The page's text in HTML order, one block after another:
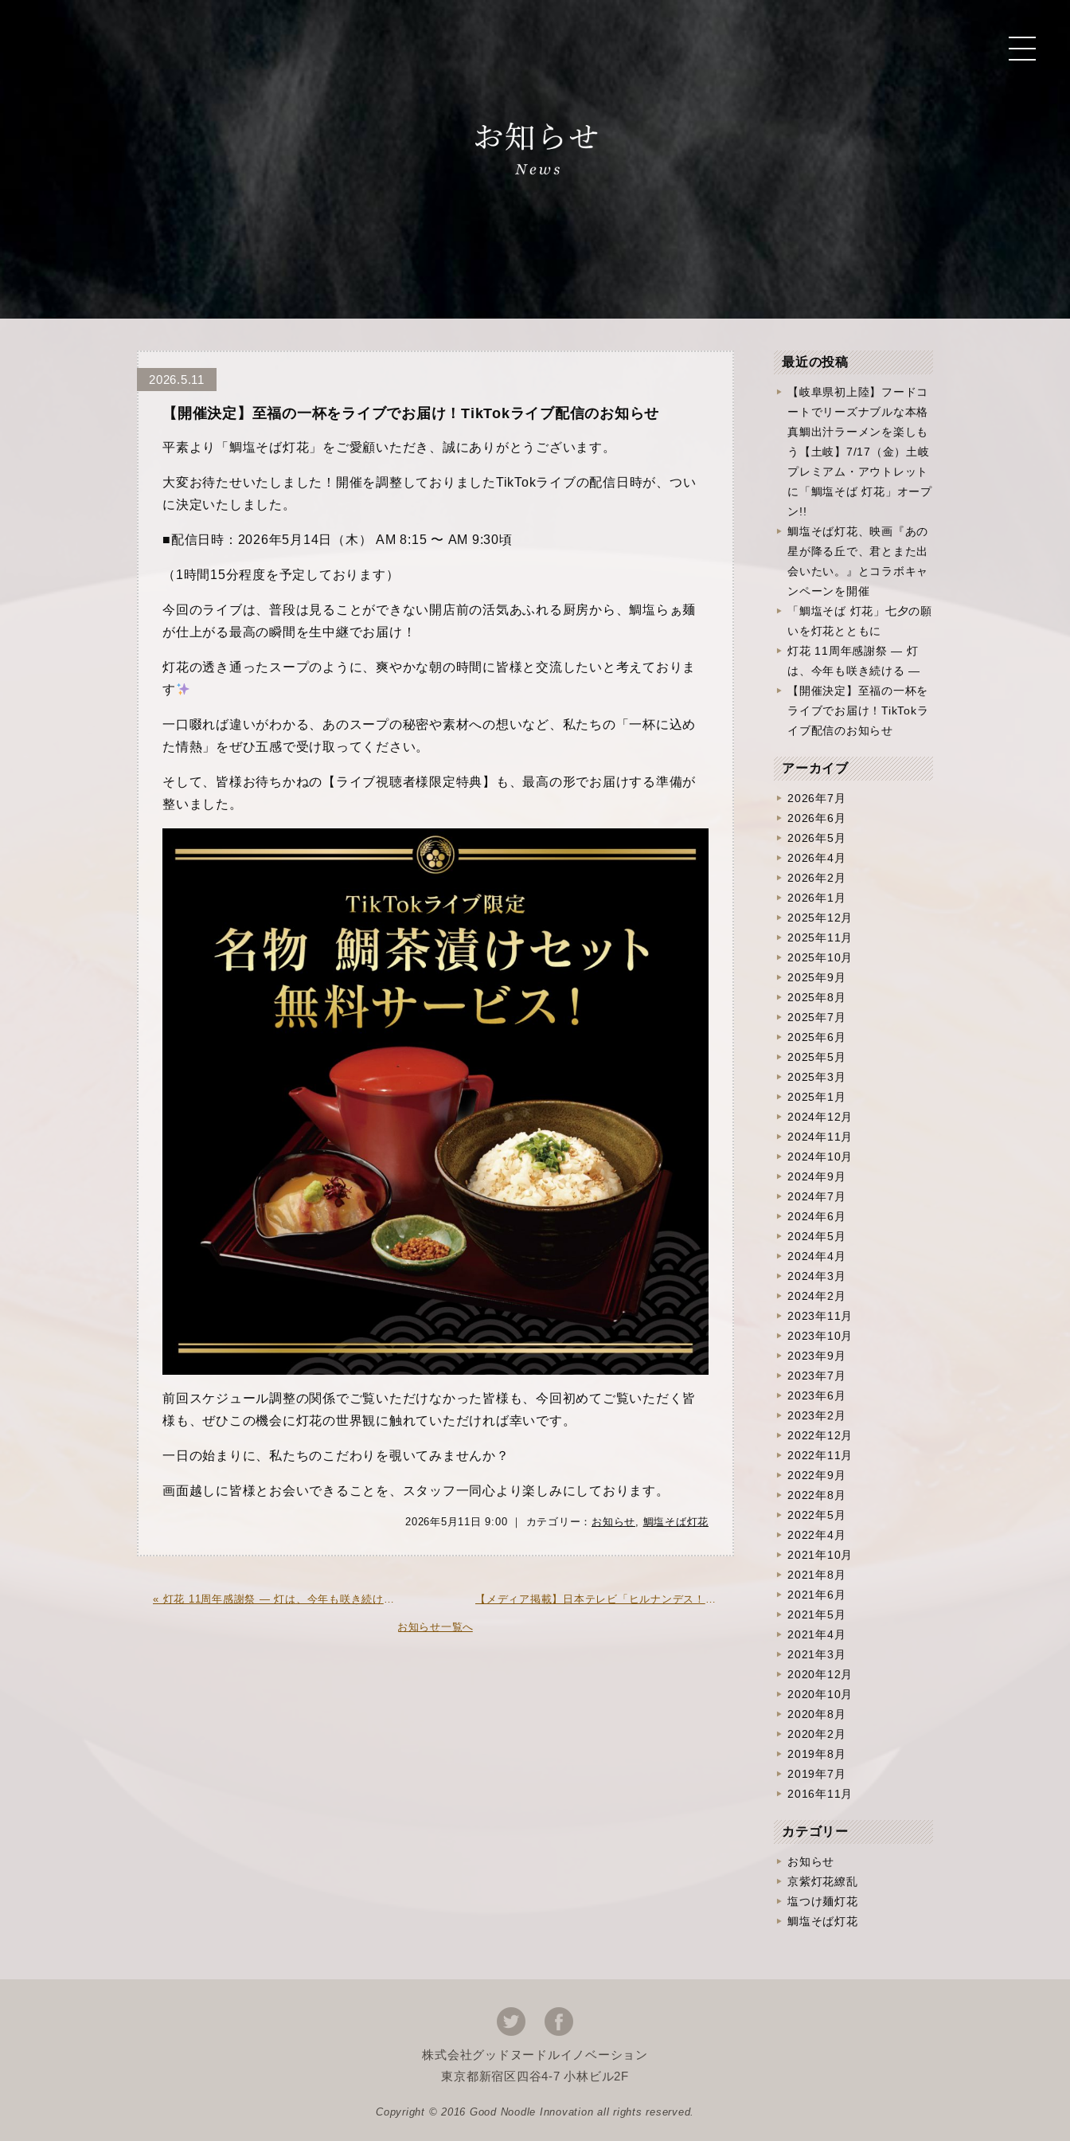
2026.5.11
【開催決定】至福の一杯をライブでお届け！TikTokライブ配信のお知らせ
平素より「鯛塩そば灯花」をご愛顧いただき、誠にありがとうございます。
大変お待たせいたしました！開催を調整しておりましたTikTokライブの配信日時が、つい
に決定いたしました。
■配信日時：2026年5月14日（木） AM 8:15 〜 AM 9:30頃
（1時間15分程度を予定しております）
今回のライブは、普段は見ることができない開店前の活気あふれる厨房から、鯛塩らぁ麺
が仕上がる最高の瞬間を生中継でお届け！
灯花の透き通ったスープのように、爽やかな朝の時間に皆様と交流したいと考えておりま
す
一口啜れば違いがわかる、あのスープの秘密や素材への想いなど、私たちの「一杯に込め
た情熱」をぜひ五感で受け取ってください。
そして、皆様お待ちかねの【ライブ視聴者様限定特典】も、最高の形でお届けする準備が
整いました。
前回スケジュール調整の関係でご覧いただけなかった皆様も、今回初めてご覧いただく皆
様も、ぜひこの機会に灯花の世界観に触れていただければ幸いです。
一日の始まりに、私たちのこだわりを覗いてみませんか？
画面越しに皆様とお会いできることを、スタッフ一同心より楽しみにしております。
2026年5月11日 9:00 ｜ カテゴリー： お知らせ, 鯛塩そば灯花
« 灯花 11周年感謝祭 ― 灯は、今年も咲き続ける ― 【メディア掲載】日本テレビ「ヒルナンデス！」にて紹介されました »
お知らせ一覧へ
最近の投稿
【岐阜県初上陸】フードコ
ートでリーズナブルな本格
真鯛出汁ラーメンを楽しも
う【土岐】7/17（金）土岐
プレミアム・アウトレット
に「鯛塩そば 灯花」オープ
ン!!
鯛塩そば灯花、映画『あの
星が降る丘で、君とまた出
会いたい。』とコラボキャ
ンペーンを開催
「鯛塩そば 灯花」七夕の願
いを灯花とともに
灯花 11周年感謝祭 ― 灯
は、今年も咲き続ける ―
【開催決定】至福の一杯を
ライブでお届け！TikTokラ
イブ配信のお知らせ
アーカイブ
2026年7月
2026年6月
2026年5月
2026年4月
2026年2月
2026年1月
2025年12月
2025年11月
2025年10月
2025年9月
2025年8月
2025年7月
2025年6月
2025年5月
2025年3月
2025年1月
2024年12月
2024年11月
2024年10月
2024年9月
2024年7月
2024年6月
2024年5月
2024年4月
2024年3月
2024年2月
2023年11月
2023年10月
2023年9月
2023年7月
2023年6月
2023年2月
2022年12月
2022年11月
2022年9月
2022年8月
2022年5月
2022年4月
2021年10月
2021年8月
2021年6月
2021年5月
2021年4月
2021年3月
2020年12月
2020年10月
2020年8月
2020年2月
2019年8月
2019年7月
2016年11月
カテゴリー
お知らせ
京紫灯花繚乱
塩つけ麺灯花
鯛塩そば灯花
株式会社グッドヌードルイノベーション
東京都新宿区四谷4-7 小林ビル2F
Copyright © 2016 Good Noodle Innovation all rights reserved.